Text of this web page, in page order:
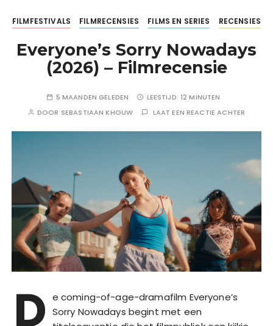
FILMFESTIVALS FILMRECENSIES FILMS EN SERIES RECENSIES
Everyone’s Sorry Nowadays
(2026) – Filmrecensie
5 MAANDEN GELEDEN LEESTIJD:12 MINUTEN
DOOR SEBASTIAAN KHOUW LAAT EEN REACTIE ACHTER
D e coming-of-age-dramafilm Everyone’s
Sorry Nowadays begint met een